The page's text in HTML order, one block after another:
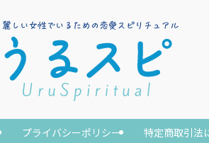
プライバシーポリシー
特定商取引法